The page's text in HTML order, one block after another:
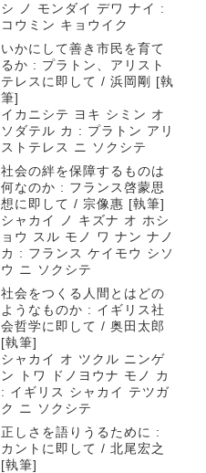
シ ノ モンダイ デワ ナイ :
コウミン キョウイク
いかにして善き市民を育て
るか : プラトン、アリスト
テレスに即して / 浜岡剛 [執
筆]
イカニシテ ヨキ シミン オ
ソダテル カ : プラトン アリ
ストテレス ニ ソクシテ
社会の絆を保障するものは
何なのか : フランス啓蒙思
想に即して / 宗像惠 [執筆]
シャカイ ノ キズナ オ ホシ
ョウ スル モノ ワ ナン ナノ
カ : フランス ケイモウ シソ
ウ ニ ソクシテ
社会をつくる人間とはどの
ようなものか : イギリス社
会哲学に即して / 奥田太郎
[執筆]
シャカイ オ ツクル ニンゲ
ン トワ ドノヨウナ モノ カ
: イギリス シャカイ テツガ
ク ニ ソクシテ
正しさを語りうるために :
カントに即して / 北尾宏之
[執筆]